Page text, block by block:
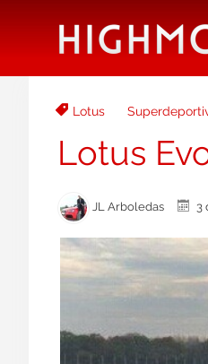
Lotus
Lotus
JL Arboledas 3